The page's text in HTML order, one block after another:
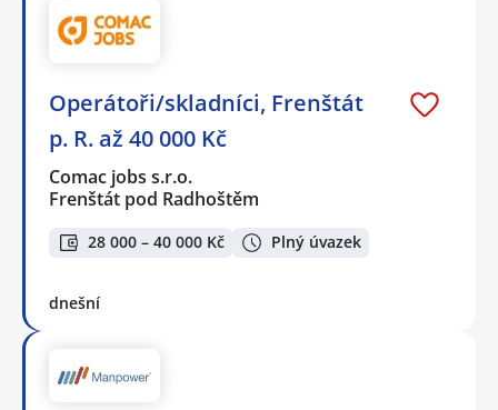
Operátoři/skladníci, Frenštát
p. R. až 40 000 Kč
Comac jobs s.r.o.
Frenštát pod Radhoštěm
28 000 – 40 000 Kč Plný úvazek
dnešní